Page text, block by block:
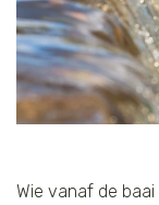
Wie vanaf de